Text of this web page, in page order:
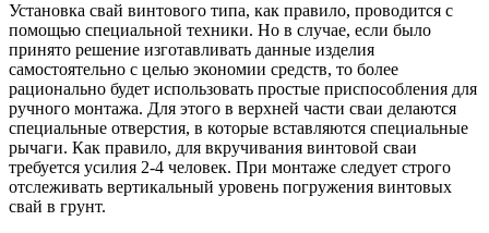
Установка свай винтового типа, как правило, проводится с
помощью специальной техники. Но в случае, если было
принято решение изготавливать данные изделия
самостоятельно с целью экономии средств, то более
рационально будет использовать простые приспособления для
ручного монтажа. Для этого в верхней части сваи делаются
специальные отверстия, в которые вставляются специальные
рычаги. Как правило, для вкручивания винтовой сваи
требуется усилия 2-4 человек. При монтаже следует строго
отслеживать вертикальный уровень погружения винтовых
свай в грунт.